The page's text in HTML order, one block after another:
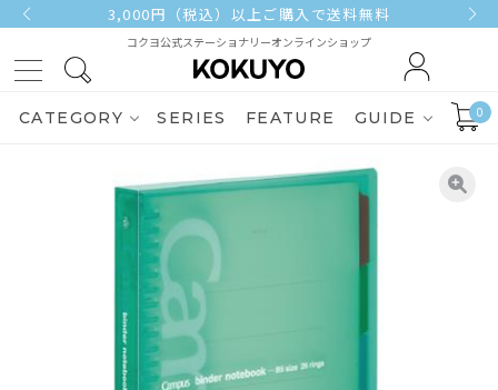
3,000円（税込）以上ご購入で送料無料
コクヨ公式ステーショナリーオンラインショップ
CATEGORY SERIES FEATURE GUIDE 0